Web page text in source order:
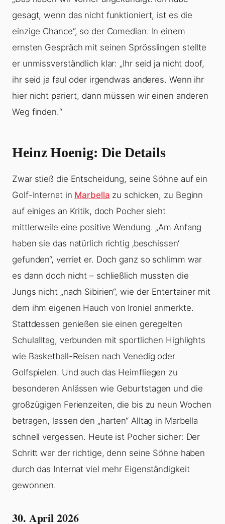
gesagt, wenn das nicht funktioniert, ist es die
einzige Chance“, so der Comedian. In einem
ernsten Gespräch mit seinen Sprösslingen stellte
er unmissverständlich klar: „Ihr seid ja nicht doof,
ihr seid ja faul oder irgendwas anderes. Wenn ihr
hier nicht pariert, dann müssen wir einen anderen
Weg finden.“
Heinz Hoenig: Die Details
Zwar stieß die Entscheidung, seine Söhne auf ein
Golf-Internat in Marbella zu schicken, zu Beginn
auf einiges an Kritik, doch Pocher sieht
mittlerweile eine positive Wendung. „Am Anfang
haben sie das natürlich richtig ‚beschissen‘
gefunden“, verriet er. Doch ganz so schlimm war
es dann doch nicht – schließlich mussten die
Jungs nicht „nach Sibirien“, wie der Entertainer mit
dem ihm eigenen Hauch von Ironiel anmerkte.
Stattdessen genießen sie einen geregelten
Schulalltag, verbunden mit sportlichen Highlights
wie Basketball-Reisen nach Venedig oder
Golfspielen. Und auch das Heimfliegen zu
besonderen Anlässen wie Geburtstagen und die
großzügigen Ferienzeiten, die bis zu neun Wochen
betragen, lassen den „harten“ Alltag in Marbella
schnell vergessen. Heute ist Pocher sicher: Der
Schritt war der richtige, denn seine Söhne haben
durch das Internat viel mehr Eigenständigkeit
gewonnen.
30. April 2026